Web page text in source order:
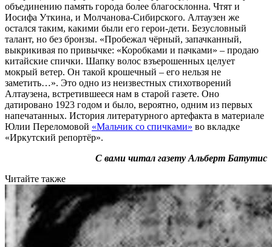
объединению память города более благосклонна. Чтят и
Иосифа Уткина, и Молчанова-Сибирского. Алтаузен же
остался таким, какими были его герои-дети. Безусловный
талант, но без бронзы. «Пробежал чёрный, запачканный,
выкрикивая по привычке: «Коробками и пачками» – продаю
китайские спички. Шапку волос взъерошенных целует
мокрый ветер. Он такой крошечный – его нельзя не
заметить…». Это одно из неизвестных стихотворений
Алтаузена, встретившееся нам в старой газете. Оно
датировано 1923 годом и было, вероятно, одним из первых
напечатанных. История литературного артефакта в материале
Юлии Переломовой «Мальчик со спичками» во вкладке
«Иркутский репортёр».
С вами читал газету Альберт Батутис
Читайте также